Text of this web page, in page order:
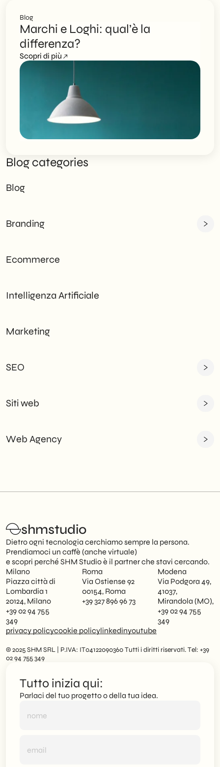
Blog
Marchi e Loghi: qual’è la
differenza?
Scopri di più
Blog categories
Blog
Branding
Ecommerce
Intelligenza Artificiale
Marketing
SEO
Siti web
Web Agency
shmstudio
Dietro ogni tecnologia cerchiamo sempre la persona.
Prendiamoci un caffè (anche virtuale)
e scopri perché SHM Studio è il partner che stavi cercando.
Milano
Piazza città di
Lombardia 1
20124, Milano
+39 02 94 755
349
Roma
Via Ostiense 92
00154, Roma
+39 327 896 96 73
Modena
Via Podgora 49,
41037,
Mirandola (MO),
+39 02 94 755
349
privacy policycookie policylinkedinyoutube
© 2025 SHM SRL | P.IVA: IT04122090360 Tutti i diritti riservati. Tel: +39
02 94 755 349
Tutto inizia qui:
Parlaci del tuo progetto o della tua idea.